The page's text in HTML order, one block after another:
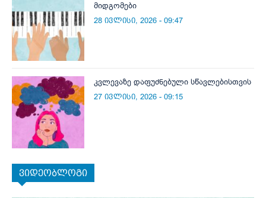
მიდგომები
28 ივლისი, 2026 - 09:47
კვლევაზე დაფუძნებული სწავლებისთვის
27 ივლისი, 2026 - 09:15
ვიდეობლოგი